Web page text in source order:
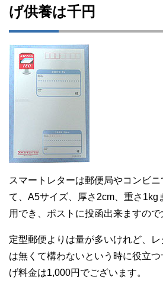
げ供養は千円
スマートレターは郵便局やコンビ
て、A5サイズ、厚さ2cm、重さ1kg
用でき、ポストに投函出来ますので
定型郵便よりは量が多いけれど、
は無くて構わないという時に役立
げ料金は1,000円でございます。